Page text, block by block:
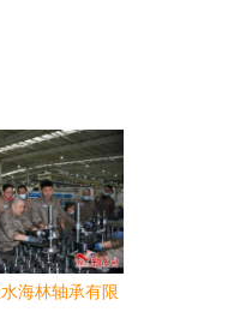
海林轴承有限